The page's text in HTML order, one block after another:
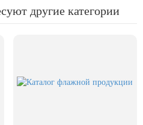
другие категории